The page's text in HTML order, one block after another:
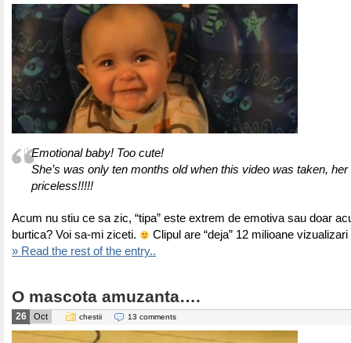
Emotional baby! Too cute!
She’s was only ten months old when this video was taken,
priceless!!!!!
Acum nu stiu ce sa zic, “tipa” este extrem de emotiva sau doar
burtica? Voi sa-mi ziceti.
Clipul are “deja” 12 milioane
» Read the rest of the entry..
O mascota amuzanta….
26 Oct chestii 13 comments